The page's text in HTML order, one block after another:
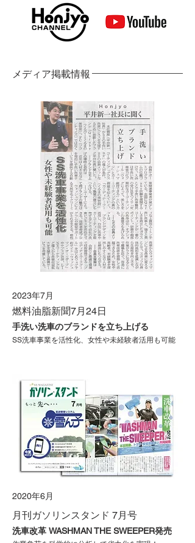
メディア掲載情報
2023年7月
燃料油脂新聞7月24日
手洗い洗車のブランドを立ち上げる
SS洗車事業を活性化、女性や未経験者活用も可能
2020年6月
月刊ガソリンスタンド 7月号
​洗車改革 WASHMAN THE SWEEPER発売